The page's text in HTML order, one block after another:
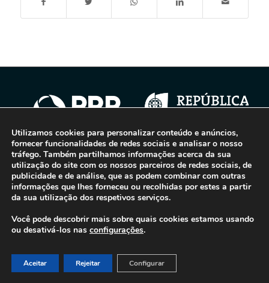
© 2016-2026 - Gonti Contabilidade e Gestão -Política de Privacidade-
Livro de Reclamações
Utilizamos cookies para personalizar conteúdo e anúncios,
fornecer funcionalidades de redes sociais e analisar o nosso
tráfego. Também partilhamos informações acerca da sua
utilização do site com os nossos parceiros de redes sociais, de
publicidade e de análise, que as podem combinar com outras
informações que lhes forneceu ou recolhidas por estes a partir
da sua utilização dos respetivos serviços.
Você pode descobrir mais sobre quais cookies estamos usando
ou desativá-los nas configurações.
Aceitar Rejeitar Configurar